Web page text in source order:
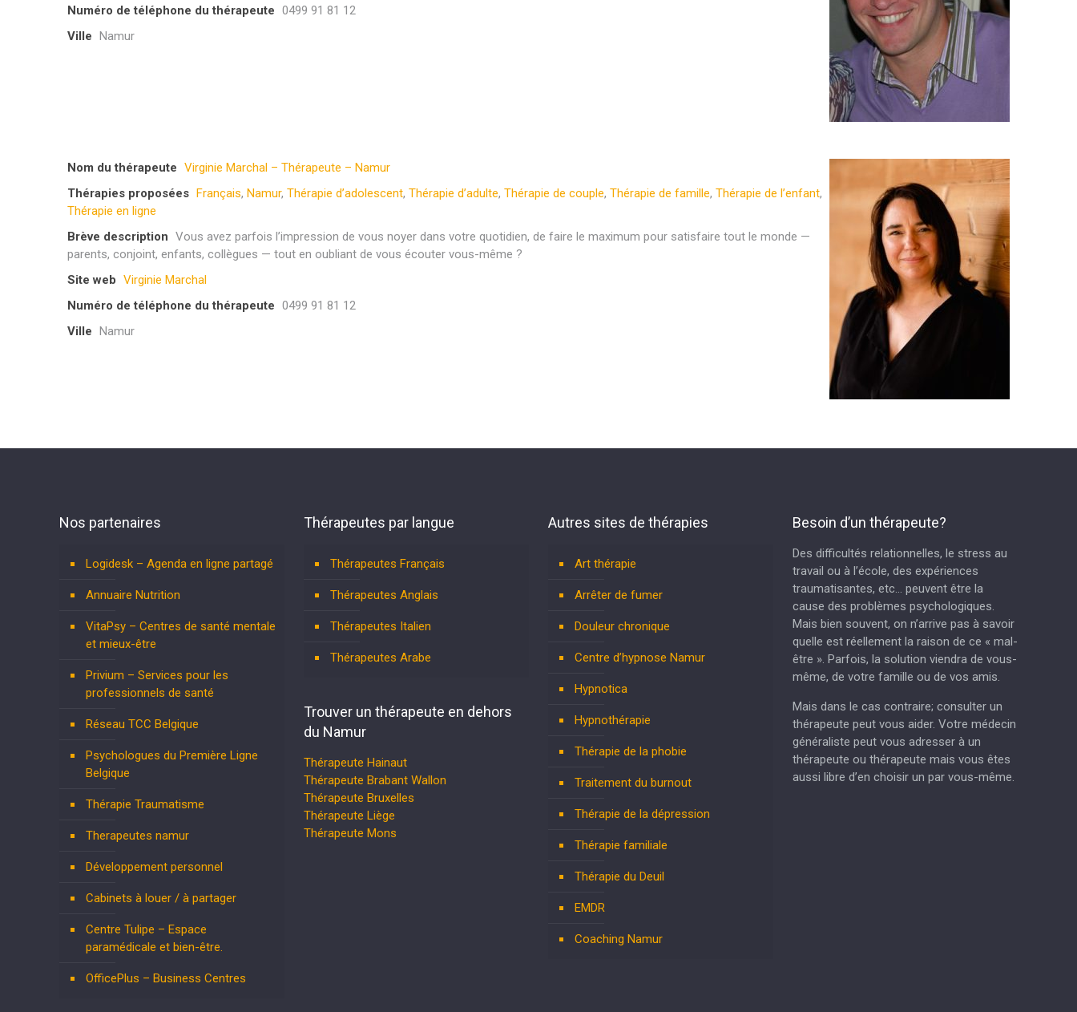
Numéro de téléphone du thérapeute 0499 91 81 12
Ville Namur
Nom du thérapeute Virginie Marchal – Thérapeute – Namur
Thérapies proposées Français,Namur,Thérapie d’adolescent,Thérapie d’adulte,Thérapie de couple,Thérapie de famille,Thérapie de l’enfant,
Thérapie en ligne
Brève description Vous avez parfois l’impression de vous noyer dans votre quotidien, de faire le maximum pour satisfaire tout le monde —
parents, conjoint, enfants, collègues — tout en oubliant de vous écouter vous-même ?
Site web Virginie Marchal
Numéro de téléphone du thérapeute 0499 91 81 12
Ville Namur
Nos partenaires
Logidesk – Agenda en ligne partagé
Annuaire Nutrition
VitaPsy – Centres de santé mentale
et mieux-être
Privium – Services pour les
professionnels de santé
Réseau TCC Belgique
Psychologues du Première Ligne
Belgique
Thérapie Traumatisme
Therapeutes namur
Développement personnel
Cabinets à louer / à partager
Centre Tulipe – Espace
paramédicale et bien-être.
OfficePlus – Business Centres
Thérapeutes par langue
Thérapeutes Français
Thérapeutes Anglais
Thérapeutes Italien
Thérapeutes Arabe
Trouver un thérapeute en dehors
du Namur
Thérapeute Hainaut
Thérapeute Brabant Wallon
Thérapeute Bruxelles
Thérapeute Liège
Thérapeute Mons
Autres sites de thérapies
Art thérapie
Arrêter de fumer
Douleur chronique
Centre d’hypnose Namur
Hypnotica
Hypnothérapie
Thérapie de la phobie
Traitement du burnout
Thérapie de la dépression
Thérapie familiale
Thérapie du Deuil
EMDR
Coaching Namur
Besoin d’un thérapeute?
Des difficultés relationnelles, le stress au
travail ou à l’école, des expériences
traumatisantes, etc… peuvent être la
cause des problèmes psychologiques.
Mais bien souvent, on n’arrive pas à savoir
quelle est réellement la raison de ce « mal-
être ». Parfois, la solution viendra de vous-
même, de votre famille ou de vos amis.
Mais dans le cas contraire; consulter un
thérapeute peut vous aider. Votre médecin
généraliste peut vous adresser à un
thérapeute ou thérapeute mais vous êtes
aussi libre d’en choisir un par vous-même.